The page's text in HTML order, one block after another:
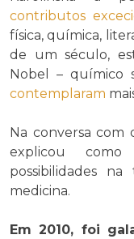
contributos
física, química,
de um século,
Nobel – químico
contemplaram
Na conversa com
explicou
possibilidades
medicina.
Em 2010, foi